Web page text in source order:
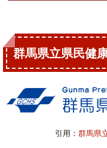
群馬県立県民健
引用： 群馬県